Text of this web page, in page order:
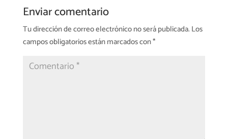
Enviar comentario
Tu dirección de correo electrónico no será publicada. Los
campos obligatorios están marcados con*